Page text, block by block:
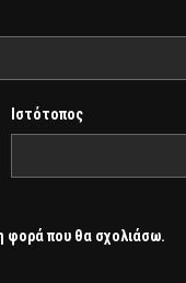
Ιστότοπος
φορά που θα σχολιάσω.